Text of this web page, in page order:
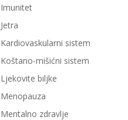
Imunitet
Jetra
Kardiovaskularni sistem
Koštano-mišićni sistem
Ljekovite biljke
Menopauza
Mentalno zdravlje